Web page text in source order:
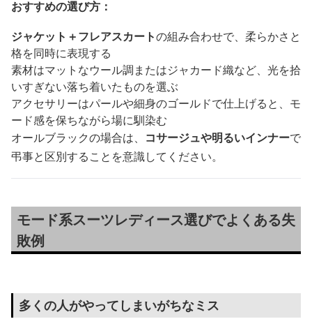
おすすめの選び方：
ジャケット＋フレアスカートの組み合わせで、柔らかさと
格を同時に表現する
素材はマットなウール調またはジャカード織など、光を拾
いすぎない落ち着いたものを選ぶ
アクセサリーはパールや細身のゴールドで仕上げると、モ
ード感を保ちながら場に馴染む
オールブラックの場合は、 コサージュや明るいインナーで
弔事と区別することを意識してください。
モード系スーツレディース選びでよくある失
敗例
多くの人がやってしまいがちなミス